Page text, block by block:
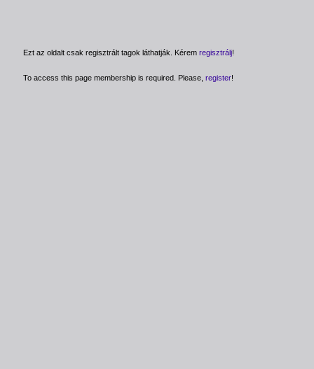
Ezt az oldalt csak regisztrált tagok láthatják. Kérem regisztrálj!
To access this page membership is required. Please, register!